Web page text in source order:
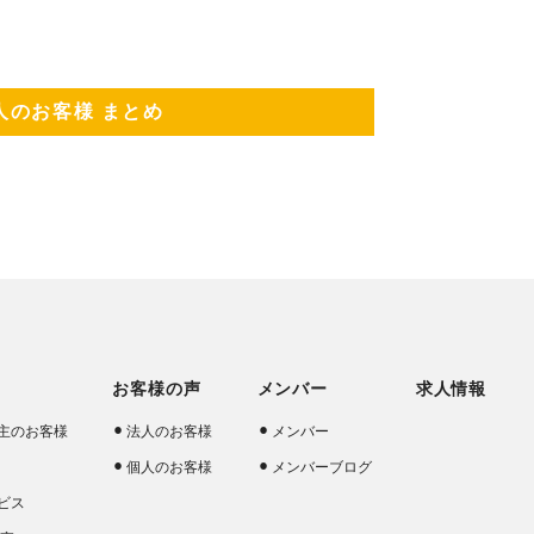
のお客様 まとめ
のお客様
ス
お客様の声
法人のお客様
個人のお客様
メンバー
メンバー
メンバーブログ
求人情報